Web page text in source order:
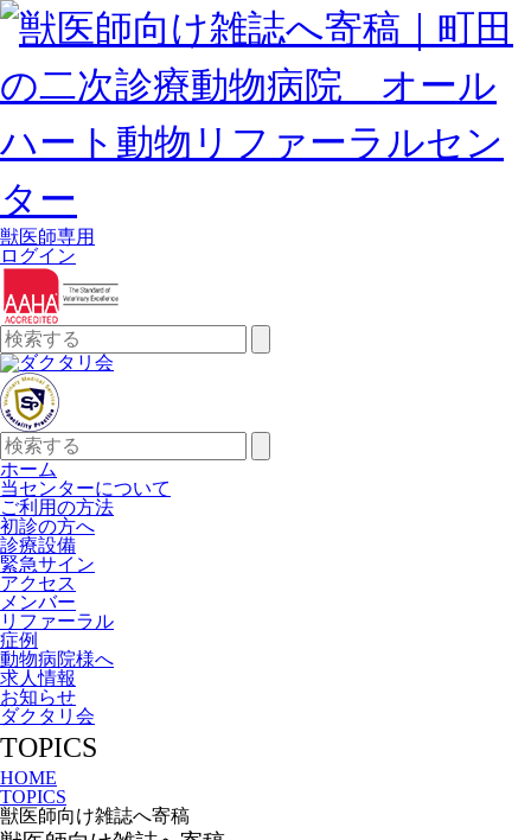
獣医師専用
ログイン
検
索:
検
索:
ホーム
当センターについて
ご利用の方法
初診の方へ
診療設備
緊急サイン
アクセス
メンバー
リファーラル
症例
動物病院様へ
求人情報
お知らせ
ダクタリ会
TOPICS
HOME
TOPICS
獣医師向け雑誌へ寄稿